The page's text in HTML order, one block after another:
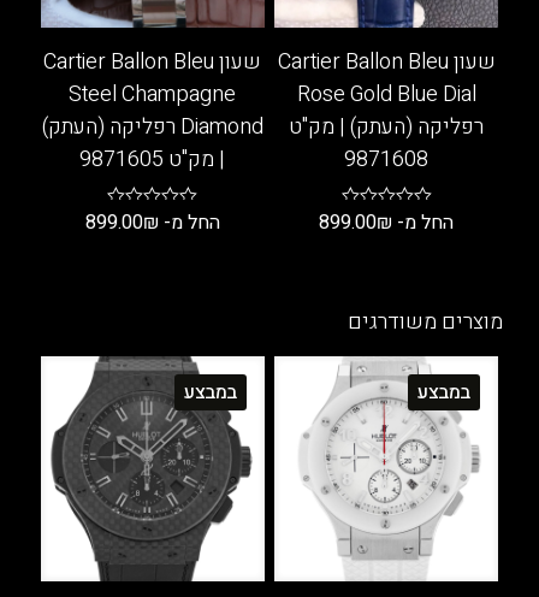
האפשרויות
בעמוד
המוצר
האפשרויות
בעמוד
המוצר
שעון Cartier Ballon Bleu
Rose Gold Blue Dial
רפליקה (העתק) | מק"ט
9871608
החל מ- 899.00₪
יש
סוגים.
ניתן
לבחור
את
האפשרויות
בעמוד
המוצר
שעון Cartier Ballon Bleu
Steel Champagne
Diamond רפליקה (העתק)
| מק"ט 9871605
החל מ- 899.00₪
סוגים.
ניתן
לבחור
את
האפשרויות
בעמוד
המוצר
מוצרים משודרגים
במבצע במבצע